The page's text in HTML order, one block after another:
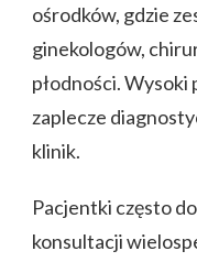
ośrodków, gdzie
ginekologów,
płodności. Wysoki
zaplecze
klinik.
Pacjentki często
konsultacji